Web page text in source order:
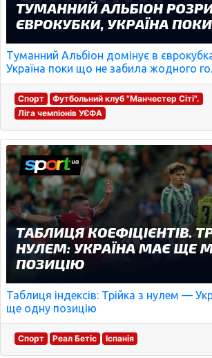
Туманний Альбіон домінує в
Україна поки що не забила жодного
Спорт
Футбольний клуб "Манчестер Сіті".
Ліга чемпіонів УЄФА
Таблиця індексів: Трійка з нулем —
ще одну позицію
Спорт Реал Бетіс Іспанія